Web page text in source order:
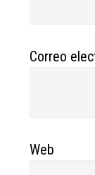
Correo
Web